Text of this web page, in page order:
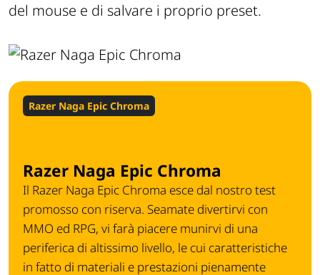
del mouse e di salvare i proprio preset.
Razer Naga Epic Chroma
Razer Naga Epic Chroma
Il Razer Naga Epic Chroma esce dal nostro test
promosso con riserva. Seamate divertirvi con
MMO ed RPG, vi farà piacere munirvi di una
periferica di altissimo livello, le cui caratteristiche
in fatto di materiali e prestazioni pienamente